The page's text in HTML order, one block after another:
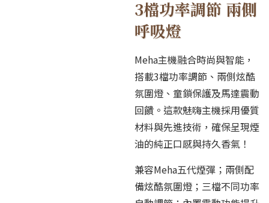
3檔功率調節 兩側
呼吸燈
Meha主機融合時尚與智能，
搭載3檔功率調節、兩側炫酷
氛圍燈、童鎖保護及馬達震動
回饋。這款魅嗨主機採用優質
材料與先進技術，確保呈現煙
油的純正口感與持久香氣！
兼容Meha五代煙彈；兩側配
備炫酷氛圍燈；三檔不同功率